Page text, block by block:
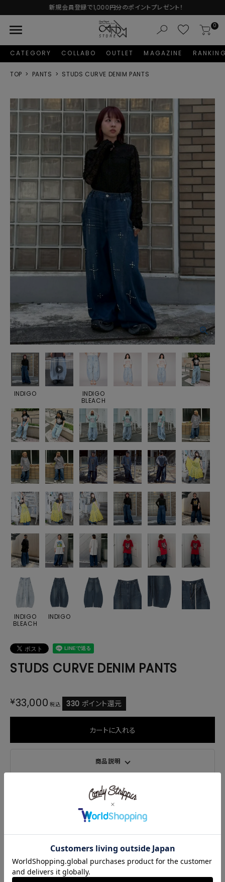
新規会員登録で1,000円分のポイントプレゼント！
menu 0
CATEGORY COLLABO OUTLET MAGAZINE
TOP PANTS STUDS CURVE DENIM PANTS
INDIGO
INDIGO
BLEACH
INDIGO
BLEACH
INDIGO
STUDS CURVE DENIM PANTS
¥33,000 税込 330 ポイント還元
カートに入れる
商品説明
サイズ・素材